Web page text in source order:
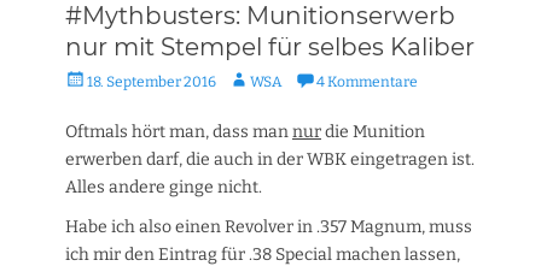
#Mythbusters: Munitionserwerb
nur mit Stempel für selbes Kaliber
Veröffentlicht
18. September 2016 AutorWSA 4 Kommentare
Oftmals hört man, dass mannurdie Munition
erwerben darf, die auch in der WBK eingetragen ist.
Alles andere ginge nicht.
Habe ich also einen Revolver in .357 Magnum, muss
ich mir den Eintrag für .38 Special machen lassen,